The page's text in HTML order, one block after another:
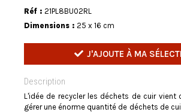
Réf : 21PL8BU02RL
Dimensions : 25 x 16 cm
J'AJOUTE À MA
Description
L'idée de recycler les déchets de cuir vient
gérer une énorme quantité de déchets de